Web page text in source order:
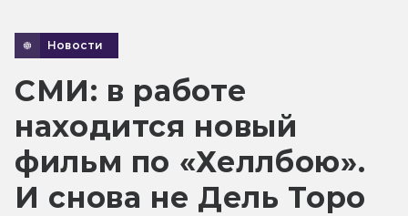
Новости
СМИ: в работе
находится новый
фильм по «Хеллбою».
И снова не Дель Торо